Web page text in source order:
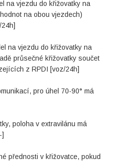
do křižovatky na
na obou vjezdech)
vjezdu do křižovatky na
průsečné křižovatky součet
z RPDI [voz/24h]
pro úhel 70-90° má
v extravilánu má
v křižovatce, pokud